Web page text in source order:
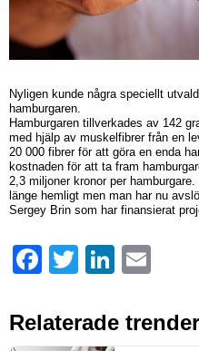
Nyligen kunde några speciellt
hamburgaren.
Hamburgaren tillverkades av 142
med hjälp av muskelfibrer från en
20 000 fibrer för att göra en enda
kostnaden för att ta fram
2,3 miljoner kronor per
länge hemligt men man har nu
Sergey Brin som har finansierat
FacebookTwitter LinkedIn
Relaterade trender